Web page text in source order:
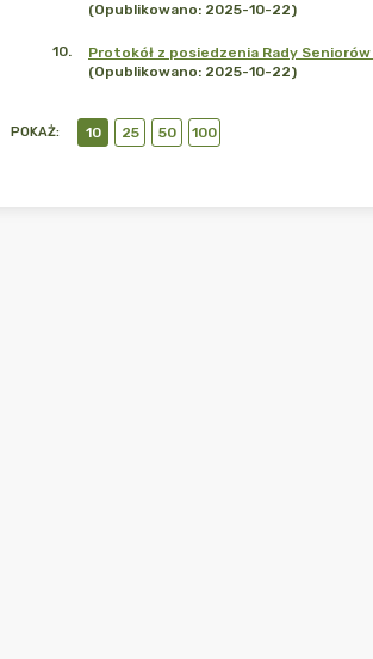
(Opublikowano: 2025-10-22)
10.
Protokół z posiedzenia Rady
(Opublikowano: 2025-10-22)
POKAŻ: 10 25 50 100